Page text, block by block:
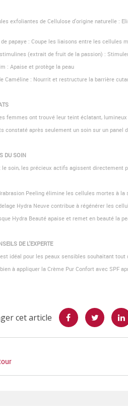
exfoliantes de Cellulose d'origine naturelle :
papaye : Coupe les liaisons entre les
(extrait de fruit de la passion) :
: Apaise et protège la peau
Caméline : Nourrit et restructure la barrière
femmes ont trouvé leur teint éclatant,
constaté après seulement un soin sur un panel
DU SOIN
le soin, les précieux actifs agissent directement
Peeling élimine les cellules mortes à la
Hydra Neuve contribue à régénérer les
Hydra Beauté apaise et remet en beauté la
DE L'EXPERTE
idéal pour les peaux sensibles souhaitant
à appliquer la Crème Pur Confort avec SPF
cet article